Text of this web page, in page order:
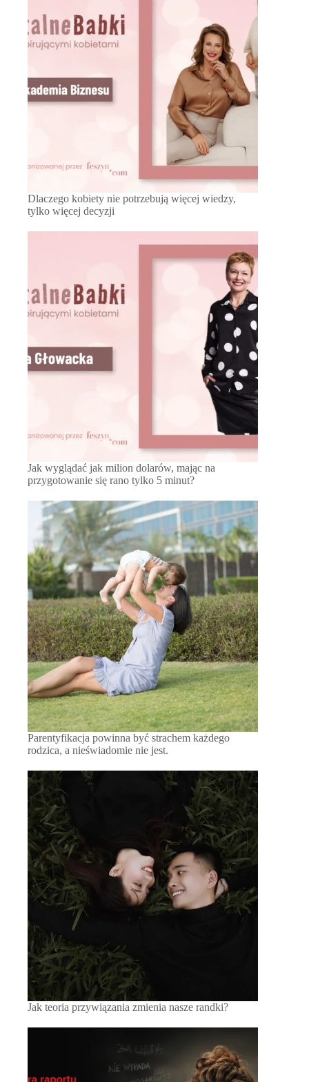
Dlaczego kobiety nie potrzebują więcej wiedzy,
tylko więcej decyzji
Jak wyglądać jak milion dolarów, mając na
przygotowanie się rano tylko 5 minut?
Parentyfikacja powinna być strachem każdego
rodzica, a nieświadomie nie jest.
Jak teoria przywiązania zmienia nasze randki?